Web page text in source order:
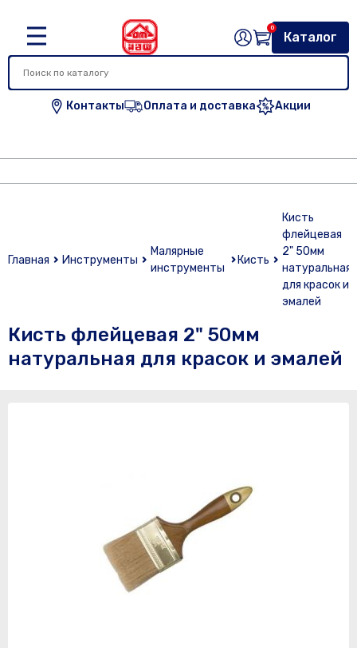
Контакты Оплата и доставка Акции
Каталог
0
Главная Инструменты
Малярные
инструменты
Кисть
Кисть
флейцевая
2" 50мм
натуральная
для красок и
эмалей
Кисть флейцевая 2" 50мм
натуральная для красок и эмалей